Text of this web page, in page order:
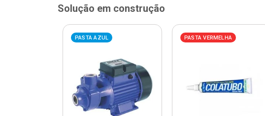
Solução em construção
PASTA AZUL PASTA VERMELHA